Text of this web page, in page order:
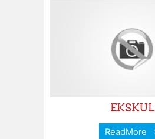
EKSKUL
ReadMore